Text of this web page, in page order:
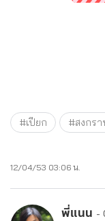
#เปียก #สงกร
12/04/53 03:06 น.
พี่แนน -